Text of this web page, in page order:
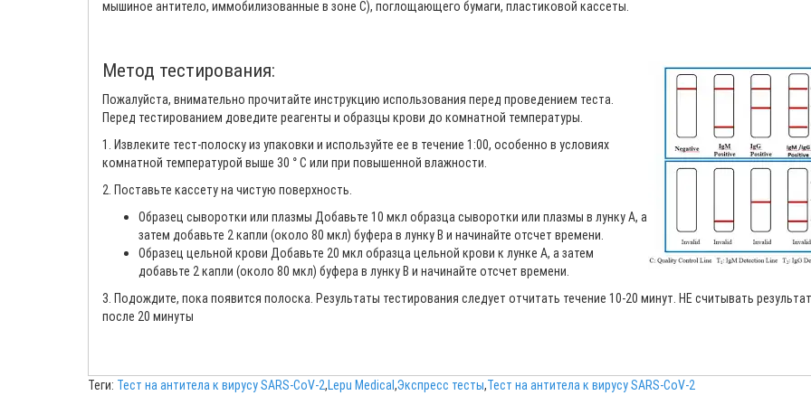
мышиное антитело, иммобилизованные в зоне С), поглощающего бумаги, пластиковой кассеты.
Метод тестирования:
Пожалуйста, внимательно прочитайте инструкцию использования перед проведением теста.
Перед тестированием доведите реагенты и образцы крови до комнатной температуры.
1. Извлеките тест-полоску из упаковки и используйте ее в течение 1:00, особенно в условиях
комнатной температурой выше 30 ° C или при повышенной влажности.
2. Поставьте кассету на чистую поверхность.
Образец сыворотки или плазмы Добавьте 10 мкл образца сыворотки или плазмы в лунку А, а
затем добавьте 2 капли (около 80 мкл) буфера в лунку В и начинайте отсчет времени.
Образец цельной крови Добавьте 20 мкл образца цельной крови к лунке А, а затем
добавьте 2 капли (около 80 мкл) буфера в лунку В и начинайте отсчет времени.
3. Подождите, пока появится полоска. Результаты тестирования следует отчитать течение 10-20 минут. НЕ считывать
после 20 минуты
Теги: Тест на антитела к вирусу SARS-CoV-2,Lepu Medical ,Экспресс тесты,Тест на антитела к вирусу SARS-CoV-2